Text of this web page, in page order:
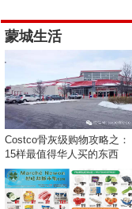
蒙城生活
Costco骨灰级购物攻略之：
15样最值得华人买的东西